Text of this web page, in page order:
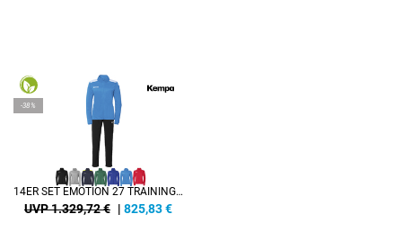
-38%
14ER SET EMOTION 27 TRAININGSANZUG DAMEN INKL. DRUCK
UVP 1.329,72 € | 825,83€